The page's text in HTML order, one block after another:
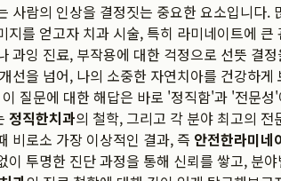
사람의 인상을 결정짓는 중요한 요소입니다.
지를 얻고자 치과 시술, 특히 라미네이트에 큰
과잉 진료, 부작용에 대한 걱정으로 선뜻 결
선을 넘어, 나의 소중한 자연치아를 건강하
질문에 대한 해답은 바로 '정직함'과 '전문
정직한치과의 철학, 그리고 각 분야 최고의 전
비로소 가장 이상적인 결과, 즉 안전한라미네
이 투명한 진단 과정을 통해 신뢰를 쌓고, 분